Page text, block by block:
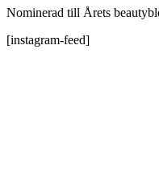
Nominerad till Årets
[instagram-feed]